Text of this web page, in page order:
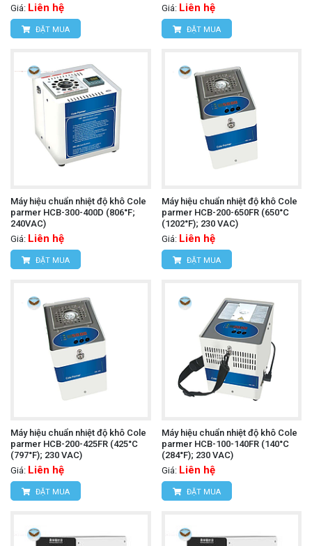
Giá: Liên hệ
ĐẶT MUA
Giá: Liên hệ
ĐẶT MUA
Máy hiệu chuẩn nhiệt độ khô Cole
parmer HCB-300-400D (806°F;
240VAC)
Giá: Liên hệ
ĐẶT MUA
Máy hiệu chuẩn nhiệt độ khô Cole
parmer HCB-200-650FR (650°C
(1202°F); 230 VAC)
Giá: Liên hệ
ĐẶT MUA
Máy hiệu chuẩn nhiệt độ khô Cole
parmer HCB-200-425FR (425°C
(797°F); 230 VAC)
Giá: Liên hệ
ĐẶT MUA
Máy hiệu chuẩn nhiệt độ khô Cole
parmer HCB-100-140FR (140°C
(284°F); 230 VAC)
Giá: Liên hệ
ĐẶT MUA